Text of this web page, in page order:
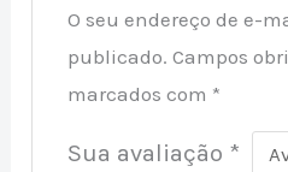
O seu endereço de e-
publicado. Campos
marcados com *
Sua avaliação *